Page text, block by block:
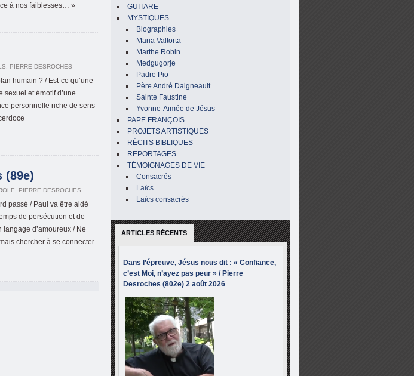
GUITARE
MYSTIQUES
Biographies
Maria Valtorta
Marthe Robin
Medgugorje
Padre Pio
Père André Daigneault
Sainte Faustine
Yvonne-Aimée de Jésus
PAPE FRANÇOIS
PROJETS ARTISTIQUES
RÉCITS BIBLIQUES
REPORTAGES
TÉMOIGNAGES DE VIE
Consacrés
Laïcs
Laïcs consacrés
ARTICLES RÉCENTS
Dans l’épreuve, Jésus nous dit : « Confiance,
c’est Moi, n’ayez pas peur » / Pierre
Desroches (802e) 2 août 2026
à nos faiblesses… »
PIERRE DESROCHES
humain ? / Est-ce qu’une
sexuel et émotif d’une
personnelle riche de sens
(89e)
PIERRE DESROCHES
passé / Paul va être aidé
de persécution et de
d’amoureux / Ne
chercher à se connecter